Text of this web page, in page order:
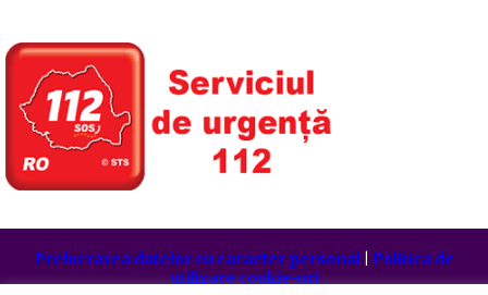
Prelucrarea datelor cu caracter personal| Politica de
utilizare cookie-uri